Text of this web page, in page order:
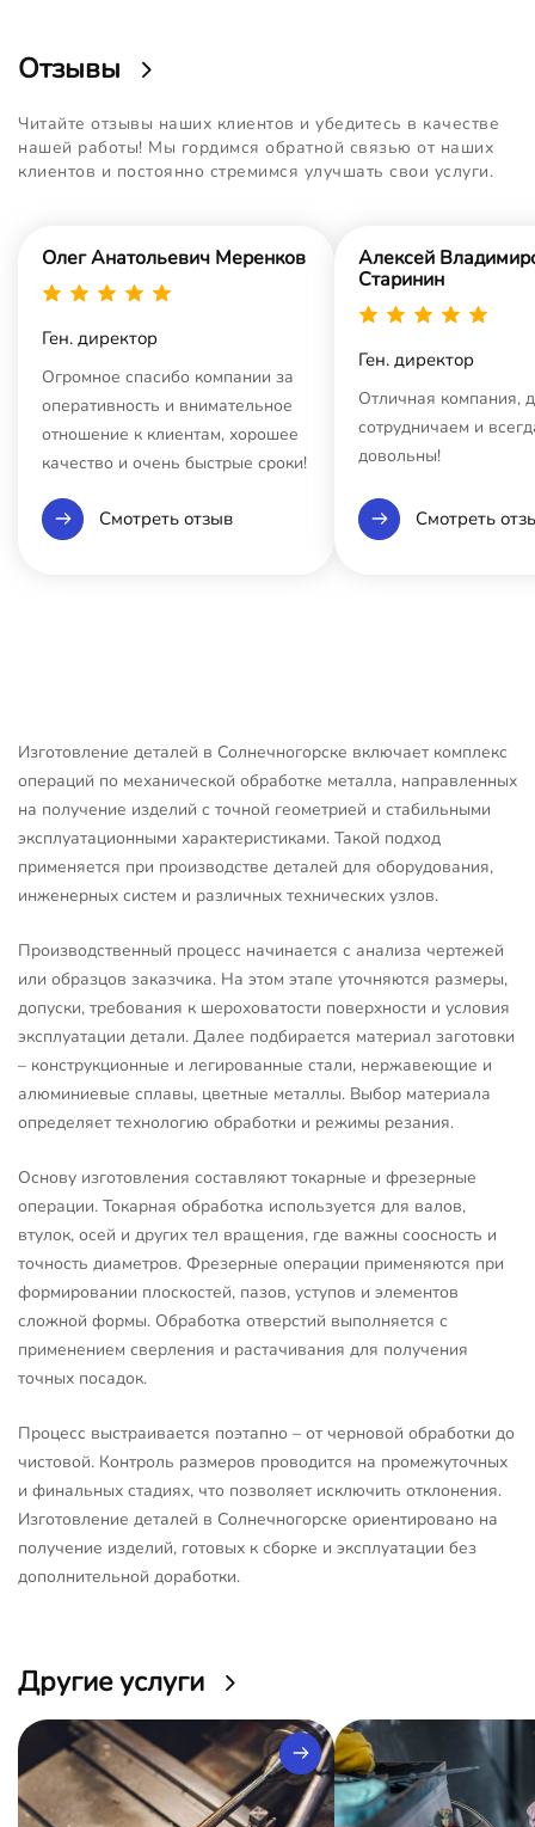
Отзывы
Читайте отзывы наших клиентов и убедитесь в качестве
нашей работы! Мы гордимся обратной связью от наших
клиентов и постоянно стремимся улучшать свои услуги.
Олег Анатольевич Меренков
Ген. директор
Огромное спасибо компании за
оперативность и внимательное
отношение к клиентам, хорошее
качество и очень быстрые сроки!
Смотреть отзыв
Алексей
Старинин
Ген. директор
Отличная компания,
сотрудничаем и
довольны!
Смотреть
Изготовление деталей в Солнечногорске включает комплекс
операций по механической обработке металла, направленных
на получение изделий с точной геометрией и стабильными
эксплуатационными характеристиками. Такой подход
применяется при производстве деталей для оборудования,
инженерных систем и различных технических узлов.
Производственный процесс начинается с анализа чертежей
или образцов заказчика. На этом этапе уточняются размеры,
допуски, требования к шероховатости поверхности и условия
эксплуатации детали. Далее подбирается материал заготовки
– конструкционные и легированные стали, нержавеющие и
алюминиевые сплавы, цветные металлы. Выбор материала
определяет технологию обработки и режимы резания.
Основу изготовления составляют токарные и фрезерные
операции. Токарная обработка используется для валов,
втулок, осей и других тел вращения, где важны соосность и
точность диаметров. Фрезерные операции применяются при
формировании плоскостей, пазов, уступов и элементов
сложной формы. Обработка отверстий выполняется с
применением сверления и растачивания для получения
точных посадок.
Процесс выстраивается поэтапно – от черновой обработки до
чистовой. Контроль размеров проводится на промежуточных
и финальных стадиях, что позволяет исключить отклонения.
Изготовление деталей в Солнечногорске ориентировано на
получение изделий, готовых к сборке и эксплуатации без
дополнительной доработки.
Другие услуги